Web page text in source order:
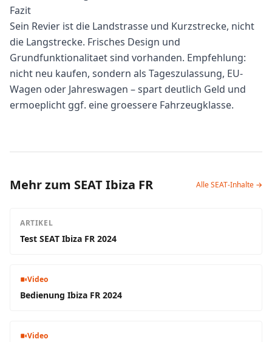
Fazit
Sein Revier ist die Landstrasse und Kurzstrecke, nicht
die Langstrecke. Frisches Design und
Grundfunktionalitaet sind vorhanden. Empfehlung:
nicht neu kaufen, sondern als Tageszulassung, EU-
Wagen oder Jahreswagen – spart deutlich Geld und
ermoeplicht ggf. eine groessere Fahrzeugklasse.
Mehr zum SEAT Ibiza FR Alle SEAT-Inhalte →
ARTIKEL
Test SEAT Ibiza FR 2024
Video
Bedienung Ibiza FR 2024
Video